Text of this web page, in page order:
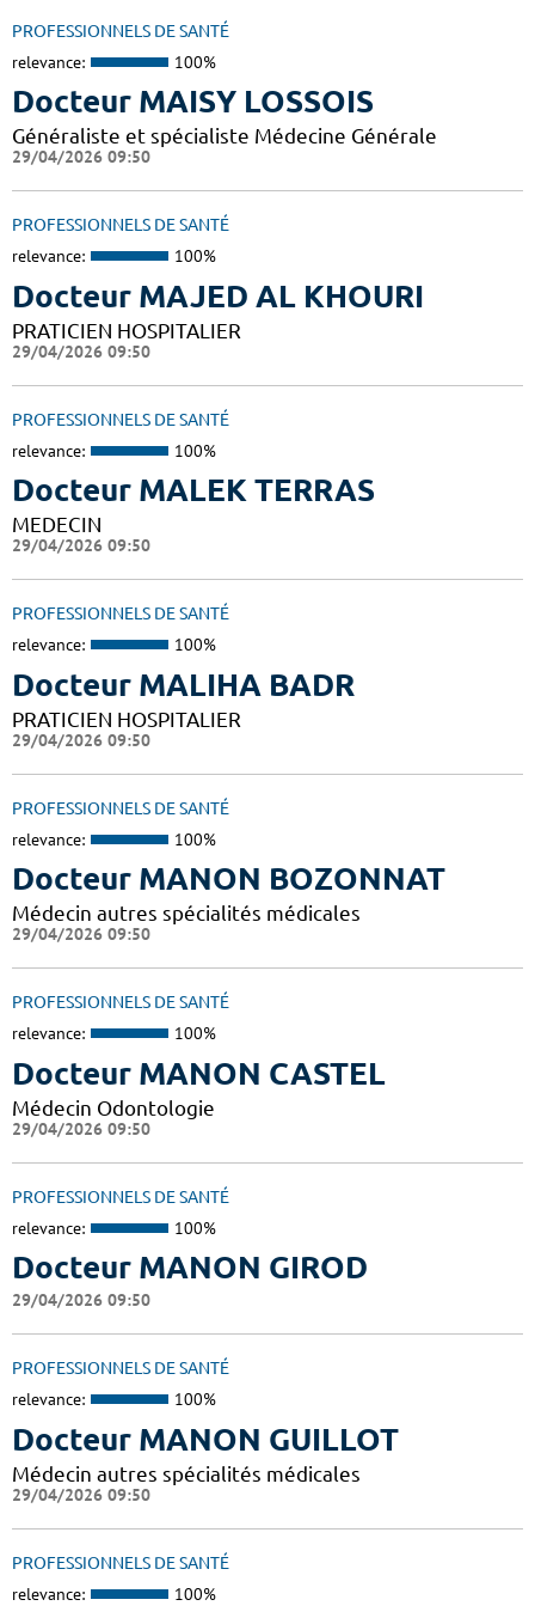
PROFESSIONNELS DE SANTÉ
relevance: 100%
Docteur MAISY LOSSOIS
Généraliste et spécialiste Médecine Générale
29/04/2026 09:50
PROFESSIONNELS DE SANTÉ
relevance: 100%
Docteur MAJED AL KHOURI
PRATICIEN HOSPITALIER
29/04/2026 09:50
PROFESSIONNELS DE SANTÉ
relevance: 100%
Docteur MALEK TERRAS
MEDECIN
29/04/2026 09:50
PROFESSIONNELS DE SANTÉ
relevance: 100%
Docteur MALIHA BADR
PRATICIEN HOSPITALIER
29/04/2026 09:50
PROFESSIONNELS DE SANTÉ
relevance: 100%
Docteur MANON BOZONNAT
Médecin autres spécialités médicales
29/04/2026 09:50
PROFESSIONNELS DE SANTÉ
relevance: 100%
Docteur MANON CASTEL
Médecin Odontologie
29/04/2026 09:50
PROFESSIONNELS DE SANTÉ
relevance: 100%
Docteur MANON GIROD
29/04/2026 09:50
PROFESSIONNELS DE SANTÉ
relevance: 100%
Docteur MANON GUILLOT
Médecin autres spécialités médicales
29/04/2026 09:50
PROFESSIONNELS DE SANTÉ
relevance: 100%